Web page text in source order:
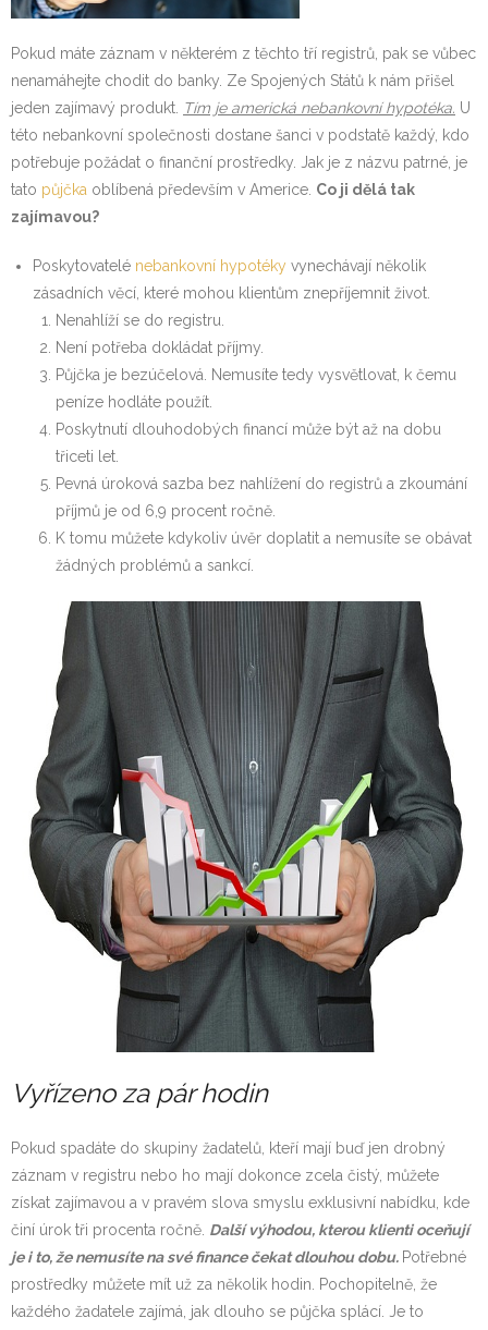
Pokud máte záznam v některém z těchto tří registrů, pak se vůbec
nenamáhejte chodit do banky. Ze Spojených Států k nám přišel
jeden zajímavý produkt. Tím je americká nebankovní hypotéka. U
této nebankovní společnosti dostane šanci v podstatě každý, kdo
potřebuje požádat o finanční prostředky. Jak je z názvu patrné, je
tato půjčka oblíbená především v Americe. Co ji dělá tak
zajímavou?
Poskytovatelé nebankovní hypotéky vynechávají několik
zásadních věcí, které mohou klientům znepříjemnit život.
Nenahlíží se do registru.
Není potřeba dokládat příjmy.
Půjčka je bezúčelová. Nemusíte tedy vysvětlovat, k čemu
peníze hodláte použít.
Poskytnutí dlouhodobých financí může být až na dobu
třiceti let.
Pevná úroková sazba bez nahlížení do registrů a zkoumání
příjmů je od 6,9 procent ročně.
K tomu můžete kdykoliv úvěr doplatit a nemusíte se obávat
žádných problémů a sankcí.
Vyřízeno za pár hodin
Pokud spadáte do skupiny žadatelů, kteří mají buď jen drobný
záznam v registru nebo ho mají dokonce zcela čistý, můžete
získat zajímavou a v pravém slova smyslu exklusivní nabídku, kde
činí úrok tři procenta ročně. Další výhodou, kterou klienti oceňují
je i to, že nemusíte na své finance čekat dlouhou dobu. Potřebné
prostředky můžete mít už za několik hodin. Pochopitelně, že
každého žadatele zajímá, jak dlouho se půjčka splácí. Je to